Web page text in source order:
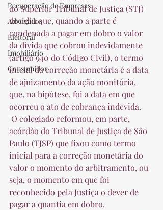
Recuperação de Empresas
Advogados
Eleitoral
Imobiliário
Consumidor
do Superior Tribunal de Justiça (STJ)
decidiu que, quando a parte é
condenada a pagar em dobro o valor
da dívida que cobrou indevidamente
(artigo 940 do Código Civil), o termo
inicial da correção monetária é a data
de ajuizamento da ação monitória,
que, na hipótese, foi a data em que
ocorreu o ato de cobrança indevida.
acórdão do Tribunal de Justiça de São
Paulo (TJSP) que fixou como termo
inicial para a correção monetária do
valor o momento do arbitramento, ou
seja, o momento em que foi
reconhecido pela Justiça o dever de
pagar a quantia em dobro.